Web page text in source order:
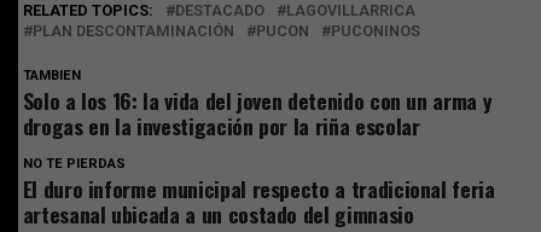
RELATED TOPICS: DESTACADO
LAGOVILLARRICA
PLAN DESCONTAMINACIÓN
PUCON PUCONINOS
TAMBIEN
Solo a los 16: la vida del joven detenido con un arma y
drogas en la investigación por la riña escolar
NO TE PIERDAS
El duro informe municipal respecto a tradicional feria
artesanal ubicada a un costado del gimnasio